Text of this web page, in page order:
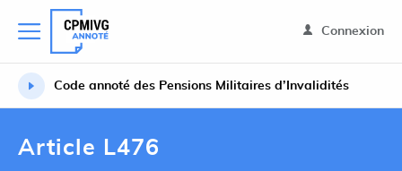
Connexion
Code annoté des Pensions Militaires d’Invalidités
Article L476